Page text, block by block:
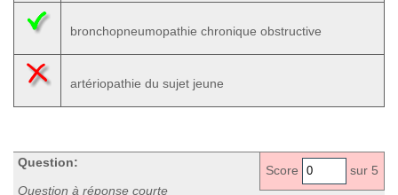
bronchopneumopathie chronique obstructive
artériopathie du sujet jeune
Score sur 5
Question:
Question à réponse courte